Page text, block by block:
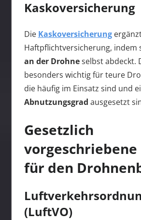
Kaskoversicherung
Die Kaskoversicherung
Haftpflichtversicherung, indem
an der Drohneselbst abdeckt.
besonders wichtig für teure
die häufig im Einsatz sind und
Abnutzungsgrad ausgesetzt
Gesetzlich
vorgeschriebene
für den
(LuftVO)